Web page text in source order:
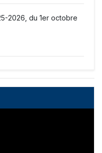
d’Élaboration
2026, du 1er octobre